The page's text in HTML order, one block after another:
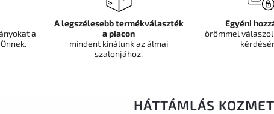
HÁTTÁMLÁS
a
A legszélesebb termékválaszték
a piacon
mindent kínálunk az álmai
szalonjához.
Egyéni
örömmel